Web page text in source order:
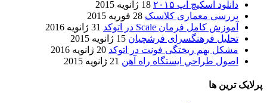
دانلود اسکیچ آپ ۲۰۱۵
18 ژانویه 2015
بررسی معماری کلاسیک 28 فوریه 2015
آموزش کامل فرمان Scale در اتوکد
31 ژانویه 2016
تحلیل فرهنگسرای فرشچیان 15 ژانویه 2015
مشکل بهم ریختگی فونت در اتوکد 20 ژانویه 2016
اصول طراحي ایستگاه راه آهن 21 ژانویه 2015
پرلایک ترین ها